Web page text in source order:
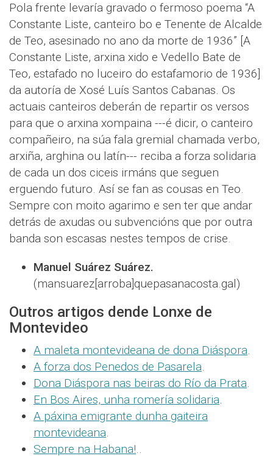
Pola frente levaría gravado o fermoso poema “A
Constante Liste, canteiro bo e Tenente de Alcalde
de Teo, asesinado no ano da morte de 1936” [A
Constante Liste, arxina xido e Vedello Bate de
Teo, estafado no luceiro do estafamorio de 1936]
da autoría de Xosé Luís Santos Cabanas. Os
actuais canteiros deberán de repartir os versos
para que o arxina xompaina ---é dicir, o canteiro
compañeiro, na súa fala gremial chamada verbo,
arxiña, arghina ou latín--- reciba a forza solidaria
de cada un dos ciceis irmáns que seguen
erguendo futuro. Así se fan as cousas en Teo.
Sempre con moito agarimo e sen ter que andar
detrás de axudas ou subvencións que por outra
banda son escasas nestes tempos de crise.
Manuel Suárez Suárez.
(mansuarez[arroba]quepasanacosta.gal)
Outros artigos dende Lonxe de
Montevideo
A maleta montevideana de dona Diáspora.
A forza dos Penedos de Pasarela.
Dona Diáspora nas beiras do Río da Prata.
En Bos Aires, unha romería solidaria.
A páxina emigrante dunha gaiteira
montevideana.
Sempre na Habana!..